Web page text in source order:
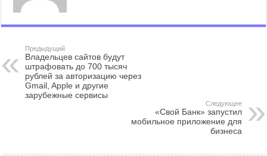
Предыдущий
Владельцев сайтов будут
штрафовать до 700 тысяч
рублей за авторизацию через
Gmail, Apple и другие
зарубежные сервисы
Следующее
«Свой Банк» запустил
мобильное приложение для
бизнеса